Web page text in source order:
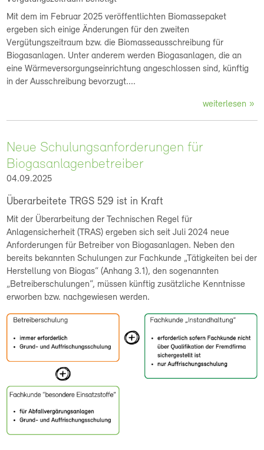
Mit dem im Februar 2025 veröffentlichten Biomassepaket
ergeben sich einige Änderungen für den zweiten
Vergütungszeitraum bzw. die Biomasseausschreibung für
Biogasanlagen. Unter anderem werden Biogasanlagen, die an
eine Wärmeversorgungseinrichtung angeschlossen sind, künftig
in der Ausschreibung bevorzugt....
weiterlesen
Neue Schulungsanforderungen für
Biogasanlagenbetreiber
04.09.2025
Überarbeitete TRGS 529 ist in Kraft
Mit der Überarbeitung der Technischen Regel für
Anlagensicherheit (TRAS) ergeben sich seit Juli 2024 neue
Anforderungen für Betreiber von Biogasanlagen. Neben den
bereits bekannten Schulungen zur Fachkunde „Tätigkeiten bei der
Herstellung von Biogas“ (Anhang 3.1), den sogenannten
„Betreiberschulungen“, müssen künftig zusätzliche Kenntnisse
erworben bzw. nachgewiesen werden.